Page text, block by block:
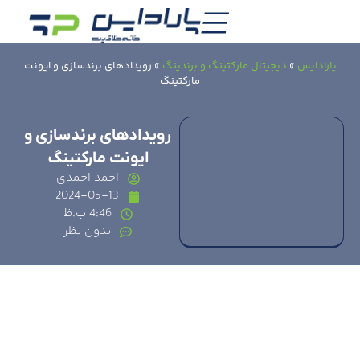
پارادایس » دیجیتال مارکتینگ و برندینگ » رویدادهای برندسازی و ایونت
مارکتینگ
رویدادهای برندسازی و
ایونت مارکتینگ
احمد احمدی
2024-05-13
4:46 ب.ظ
بدون نظر